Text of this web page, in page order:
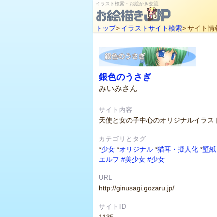
イラスト検索・お絵かき交流
トップ> イラストサイト検索>サイト情
銀色のうさぎ
みいみさん
サイト内容
天使と女の子中心のオリジナルイラ
カテゴリとタグ
*少女 *オリジナル *猫耳・擬人化 *壁
エルフ #美少女 #少女
URL
http://ginusagi.gozaru.jp/
サイトID